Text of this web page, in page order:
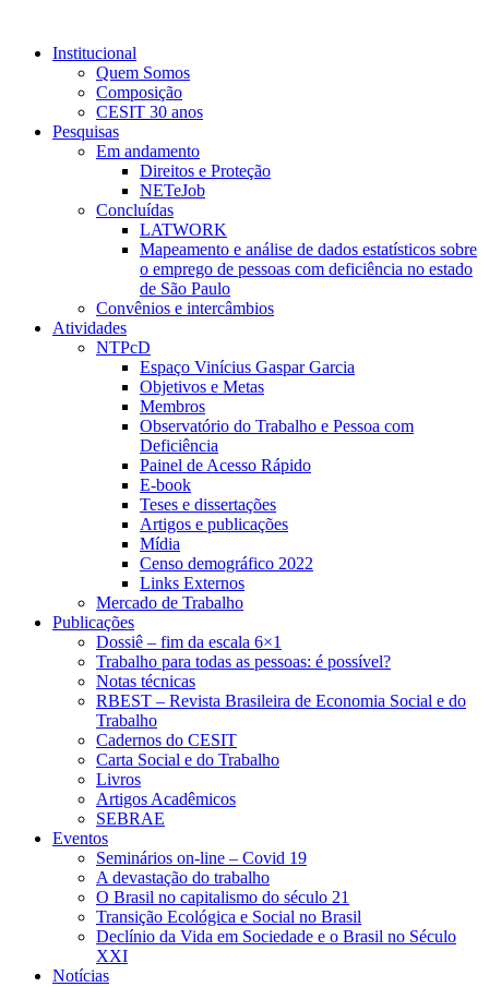
Institucional
Quem Somos
Composição
CESIT 30 anos
Pesquisas
Em andamento
Direitos e Proteção
NETeJob
Concluídas
LATWORK
Mapeamento e análise de dados estatísticos sobre
o emprego de pessoas com deficiência no estado
de São Paulo
Convênios e intercâmbios
Atividades
NTPcD
Espaço Vinícius Gaspar Garcia
Objetivos e Metas
Membros
Observatório do Trabalho e Pessoa com
Deficiência
Painel de Acesso Rápido
E-book
Teses e dissertações
Artigos e publicações
Mídia
Censo demográfico 2022
Links Externos
Mercado de Trabalho
Publicações
Dossiê – fim da escala 6×1
Trabalho para todas as pessoas: é possível?
Notas técnicas
RBEST – Revista Brasileira de Economia Social e do
Trabalho
Cadernos do CESIT
Carta Social e do Trabalho
Livros
Artigos Acadêmicos
SEBRAE
Eventos
Seminários on-line – Covid 19
A devastação do trabalho
O Brasil no capitalismo do século 21
Transição Ecológica e Social no Brasil
Declínio da Vida em Sociedade e o Brasil no Século
XXI
Notícias